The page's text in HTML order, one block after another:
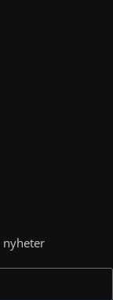
nyheter